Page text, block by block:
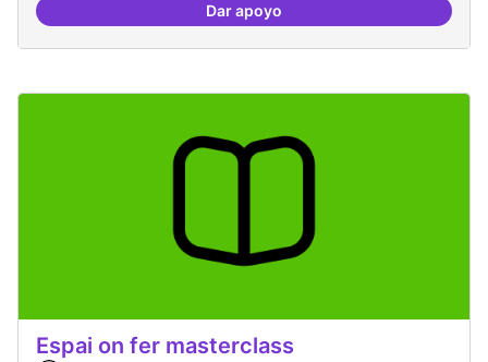
Dar apoyoEspai grades democràtiques
Espai on fer masterclass